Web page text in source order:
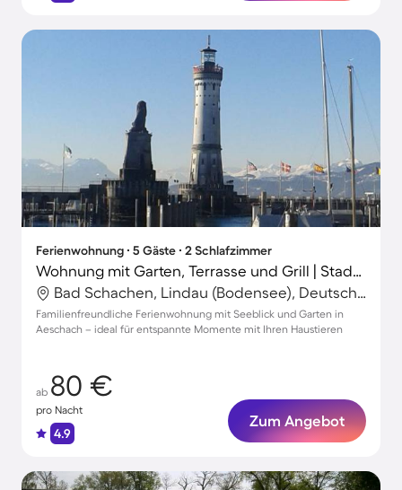
Ferienwohnung ∙ 5 Gäste ∙ 2 Schlafzimmer
Wohnung mit Garten, Terrasse und Grill | Stadtblick
Bad Schachen, Lindau (Bodensee), Deutschland
Familienfreundliche Ferienwohnung mit Seeblick und Garten in
Aeschach – ideal für entspannte Momente mit Ihren Haustieren
ab 80 €
pro Nacht
4.9
Zum Angebot